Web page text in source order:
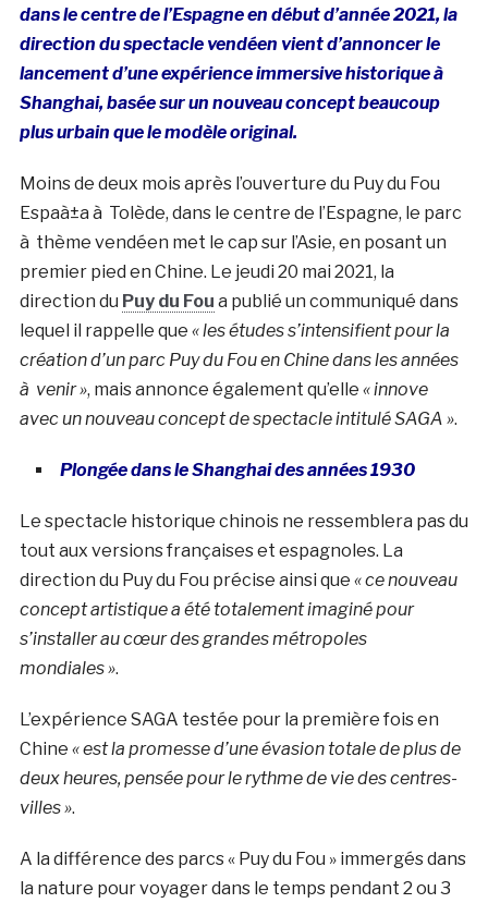
dans le centre de l’Espagne en début d’année 2021, la
direction du spectacle vendéen vient d’annoncer le
lancement d’une expérience immersive historique à
Shanghai, basée sur un nouveau concept beaucoup
plus urbain que le modèle original.
Moins de deux mois après l’ouverture du Puy du Fou
Espaà±a à Tolède, dans le centre de l’Espagne, le parc
à thème vendéen met le cap sur l’Asie, en posant un
premier pied en Chine. Le jeudi 20 mai 2021, la
direction du Puy du Fou a publié un communiqué dans
lequel il rappelle que « les études s’intensifient pour la
création d’un parc Puy du Fou en Chine dans les années
à venir », mais annonce également qu’elle « innove
avec un nouveau concept de spectacle intitulé SAGA ».
Plongée dans le Shanghai des années 1930
Le spectacle historique chinois ne ressemblera pas du
tout aux versions françaises et espagnoles. La
direction du Puy du Fou précise ainsi que « ce nouveau
concept artistique a été totalement imaginé pour
s’installer au cœur des grandes métropoles
mondiales ».
L’expérience SAGA testée pour la première fois en
Chine « est la promesse d’une évasion totale de plus de
deux heures, pensée pour le rythme de vie des centres-
villes ».
A la différence des parcs « Puy du Fou » immergés dans
la nature pour voyager dans le temps pendant 2 ou 3